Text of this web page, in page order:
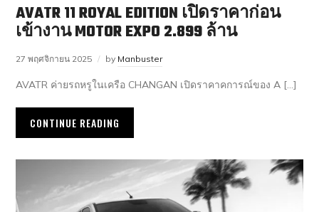
AVATR 11 ROYAL EDITION เปิดราคาก่อน
เข้างาน MOTOR EXPO 2.899 ล้าน
27 พฤศจิกายน 2025 by Manbuster
AVATR ค่ายรถหรูในเครือ CHANGAN เปิดราคาคการณ์ของ A […]
CONTINUE READING